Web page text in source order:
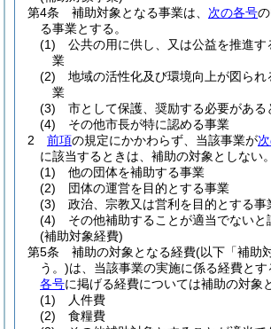
第4条
補助対象となる事業は、 次の各号
る事業とする。
(1)
公共の用に供し、又は公益を推進す
業
(2)
地域の活性化及び環境向上が図られ
業
(3)
市として保護、奨励する必要がある
(4)
その他市長が特に認める事業
2
前項の規定にかかわらず、当該事業が
に該当するときは、補助の対象としない。
(1)
他の団体を補助する事業
(2)
団体の運営を目的とする事業
(3)
政治、宗教又は営利を目的とする事
(4)
その他補助することが適当でないと
(補助対象経費)
第5条
補助の対象となる経費(以下「補助
う。)は、当該事業の実施に係る経費とす
各号に掲げる経費については補助の対象
(1)
人件費
(2)
食糧費